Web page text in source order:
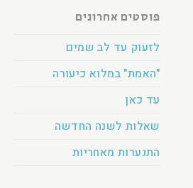
פוסטים אחרונים
לזעוק עד לב שמים
"האמת" במלוא כיעורה
עד כאן
שאלות לשנה החדשה
התנערות מאחריות